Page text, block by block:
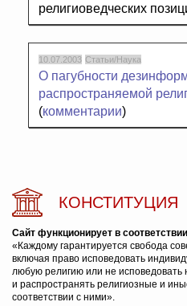
религиоведческих
10.07.2003 Статьи/Наука
О пагубности
распространяемой
(комментарии)
КОНСТИТУЦИЯ
Сайт функционирует в
«Каждому гарантируется свобода
включая право исповедовать
любую религию или не исповедовать
и распространять религиозные и
соответствии с ними».